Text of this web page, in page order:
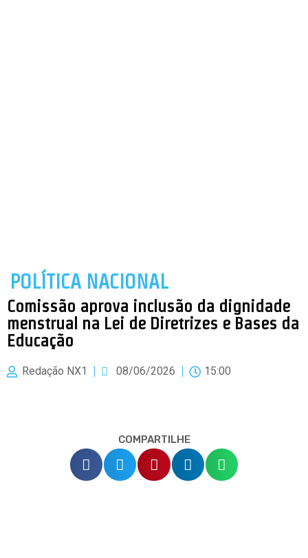
POLÍTICA NACIONAL
Comissão aprova inclusão da dignidade
menstrual na Lei de Diretrizes e Bases da
Educação
Redação NX1 08/06/2026 15:00
COMPARTILHE